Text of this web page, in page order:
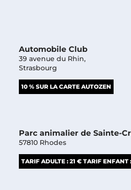
Automobile Club
39 avenue du Rhin,
Strasbourg
10 % SUR LA CARTE AUTOZEN
Parc animalier de Sainte-
57810 Rhodes
TARIF ADULTE : 21 € TARIF ENFANT